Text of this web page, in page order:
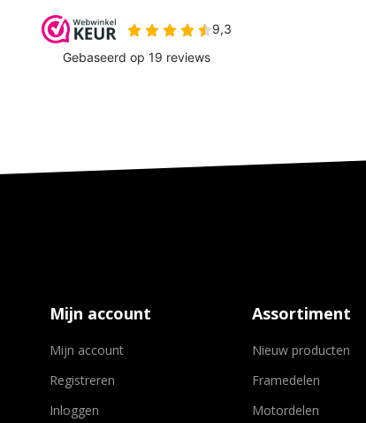
Mijn account
Mijn account
Registreren
Inloggen
Assortiment
Nieuw producten
Framedelen
Motordelen